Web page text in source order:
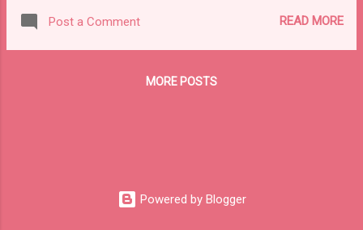
प्रोत्साहन पुरस्कार दिए जाएंगे.
Post a Comment READ MORE
MORE POSTS
Powered by Blogger